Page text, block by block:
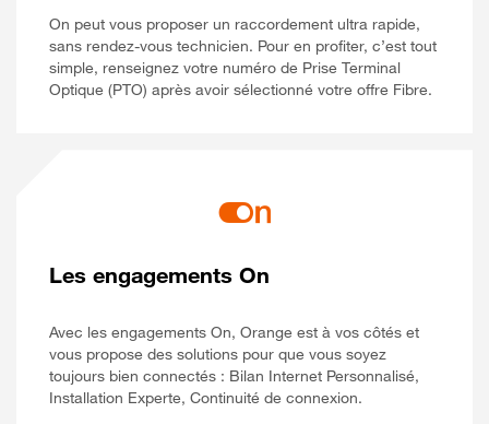
On peut vous proposer un raccordement ultra rapide,
sans rendez-vous technicien. Pour en profiter, c’est tout
simple, renseignez votre numéro de Prise Terminal
Optique (PTO) après avoir sélectionné votre offre Fibre.
Les engagements On
Avec les engagements On, Orange est à vos côtés et
vous propose des solutions pour que vous soyez
toujours bien connectés : Bilan Internet Personnalisé,
Installation Experte, Continuité de connexion.